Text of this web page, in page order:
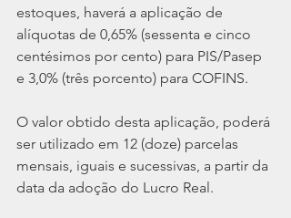
estoques, haverá a aplicação de
alíquotas de 0,65% (sessenta e cinco
centésimos por cento) para PIS/Pasep
e 3,0% (três porcento) para COFINS.
O valor obtido desta aplicação, poderá
ser utilizado em 12 (doze) parcelas
mensais, iguais e sucessivas, a partir da
data da adoção do Lucro Real.